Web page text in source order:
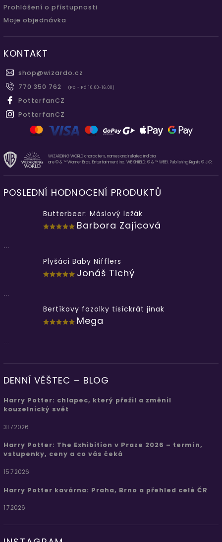
Prohlášení o přístupnosti
Moje objednávka
KONTAKT
shop@wizardo.cz
770 350 762
(Po - Pá 10.00-16.00)
PotterfanCZ
PotterfanCZ
WIZARDING WORLD characters, names and related indicia
are © & ™ Warner Bros. Entertainment Inc. WB SHIELD: © & ™ WBEI. Publishing Rights © JKR.
POSLEDNÍ HODNOCENÍ PRODUKTŮ
Butterbeer: Máslový ležák
Barbora Zajícová
...
Plyšáci Baby Nifflers
Jonáš Tichý
...
Bertíkovy fazolky tisíckrát jinak
Mega
...
DENNÍ VĚŠTEC – BLOG
Harry Potter: chlapec, který přežil a změnil
kouzelnický svět
31.7.2026
Harry Potter: The Exhibition v Praze 2026 – termín,
vstupenky, ceny a co vás čeká
15.7.2026
Harry Potter kavárna: Praha, Brno a přehled celé ČR
1.7.2026